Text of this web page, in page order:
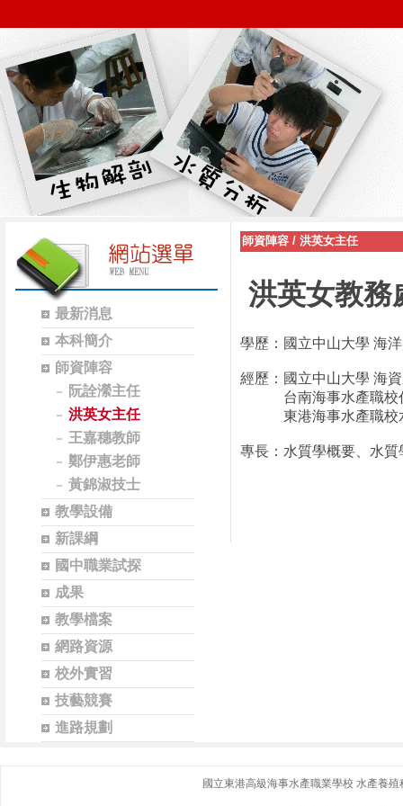
最新消息
本科簡介
師資陣容
阮詮瀠主任
洪英女主任
王嘉穗教師
鄭伊惠老師
黃錦淑技士
教學設備
新課綱
國中職業試探
成果
教學檔案
網路資源
校外實習
技藝競賽
進路規劃
師資陣容 / 洪英女主任
洪英女教務
學歷：國立中山大學 海
經歷：國立中山大學 海
台南海事水產職校
東港海事水產職校水
專長：水質學概要、水
國立東港高級海事水產職業學校 水產養